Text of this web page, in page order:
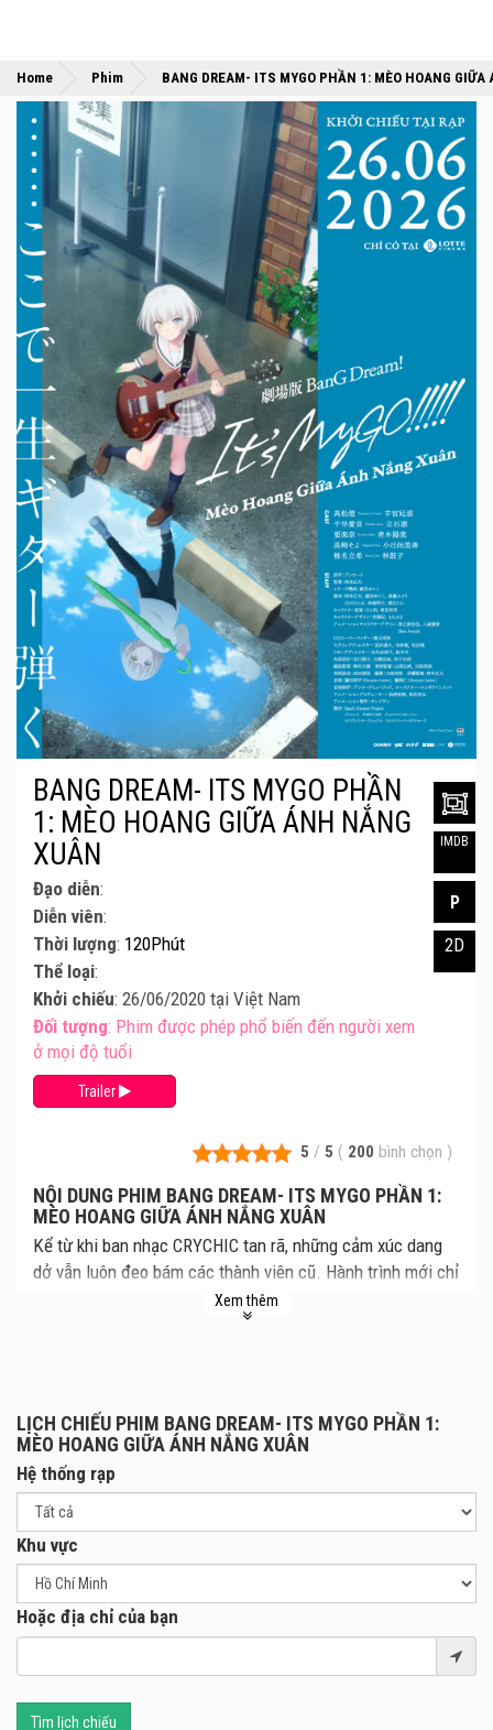
Home Phim BANG DREAM- ITS MYGO PHẦN 1: MÈO HOANG GIỮA
5 / 5 ( 200 bình chọn )
NỘI DUNG PHIM BANG DREAM- ITS MYGO PHẦN 1:
MÈO HOANG GIỮA ÁNH NẮNG XUÂN
Kể từ khi ban nhạc CRYCHIC tan rã, những cảm xúc dang
dở vẫn luôn đeo bám các thành viên cũ. Hành trình mới chỉ
thực sự bắt đầu khi Anon, một nữ sinh mới chuyển trường,
gặp gỡ Tomori: cô gái vốn luôn gặp khó khăn trong việc bày
Xem thêm
BANG DREAM- ITS MYGO PHẦN
1: MÈO HOANG GIỮA ÁNH NẮNG
XUÂN
Đạo diễn:
Diễn viên:
Thời lượng: 120Phút
Thể loại:
Khởi chiếu: 26/06/2020 tại Việt Nam
Đối tượng: Phim được phép phổ biến đến người xem
ở mọi độ tuổi
Trailer
IMDB
P
2D
LỊCH CHIẾU PHIM BANG DREAM- ITS MYGO PHẦN 1:
MÈO HOANG GIỮA ÁNH NẮNG XUÂN
Hệ thống rạp
Khu vực
Hoặc địa chỉ của bạn
Tìm lịch chiếu